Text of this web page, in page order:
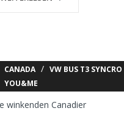
CANADA / VW BUS T3 SYNCRO
YOU&ME